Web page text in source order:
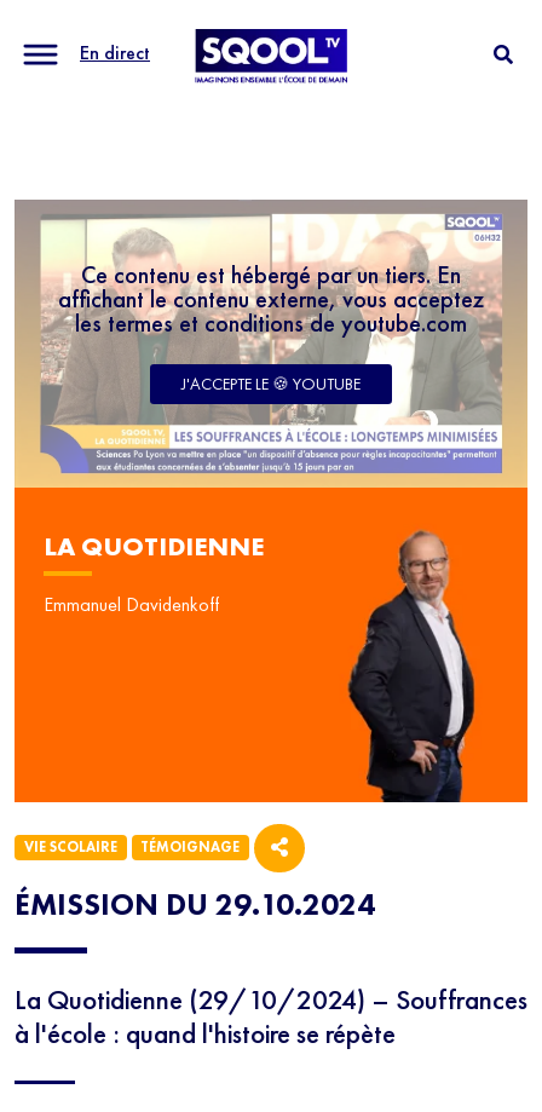
En direct
Ce contenu est hébergé par un tiers. En
affichant le contenu externe, vous acceptez
les termes et conditions de youtube.com
J'ACCEPTE LE 🍪 YOUTUBE
ÉMISSION DU 29.10.2024
La Quotidienne (29/10/2024) – Souffrances
à l'école : quand l'histoire se répète
VIE SCOLAIRE TÉMOIGNAGE
LA QUOTIDIENNE
Emmanuel Davidenkoff